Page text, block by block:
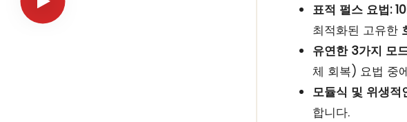
표적 펄스 요법:
최적화된 고유한
유연한 3가지 모
체 회복) ​​요법 중
모듈식 및 위생적
합니다.